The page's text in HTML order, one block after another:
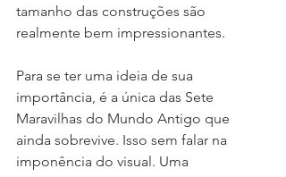
tamanho das construções são
realmente bem impressionantes.
Para se ter uma ideia de sua
importância, é a única das Sete
Maravilhas do Mundo Antigo que
ainda sobrevive. Isso sem falar na
imponência do visual. Uma